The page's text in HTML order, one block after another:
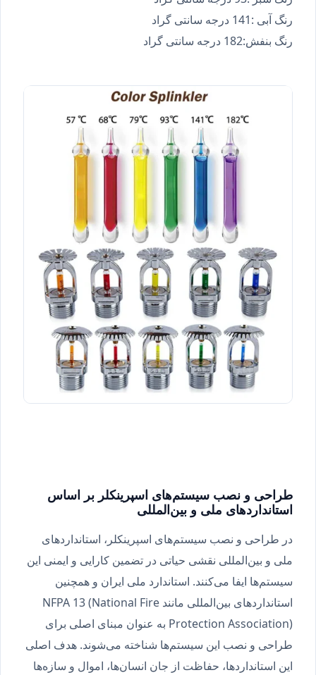
رنگ آبی :141 درجه سانتی گراد
رنگ بنفش:182 درجه سانتی گراد
طراحی و نصب سیستم‌های اسپرینکلر بر اساس
استانداردهای ملی و بین‌المللی
در طراحی و نصب سیستم‌های اسپرینکلر، استانداردهای
ملی و بین‌المللی نقشی حیاتی در تضمین کارایی و ایمنی این
سیستم‌ها ایفا می‌کنند. استاندارد ملی ایران و همچنین
استانداردهای بین‌المللی مانند NFPA 13 (National Fire
Protection Association) به عنوان مبنای اصلی برای
طراحی و نصب این سیستم‌ها شناخته می‌شوند. هدف اصلی
این استانداردها، حفاظت از جان انسان‌ها، اموال و سازه‌ها